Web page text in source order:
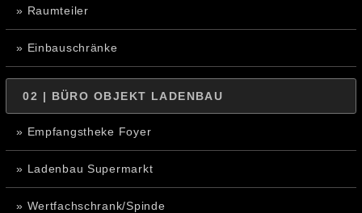
» Raumteiler
» Einbauschränke
02 | BÜRO OBJEKT LADENBAU
» Empfangstheke Foyer
» Ladenbau Supermarkt
» Wertfachschrank/Spinde